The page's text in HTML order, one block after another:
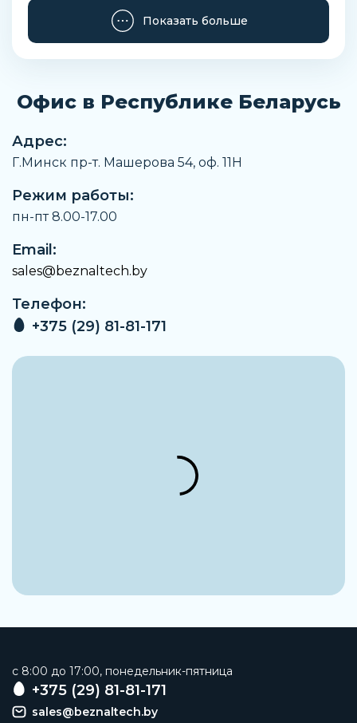
Момент при номинальном рабочем
давлении с углом поворота 90°
117,4 Нм
Материал кулачка
Материал подшипника
Материал вала
Сталь, никелированная
Материал соединительной плиты
Алюминиевый анодированный сплав
Материал крышки
Марка материала винта
Марка материала корпуса
EN AW-6063-T6
Показать больше
Офис в Республике Беларусь
Адрес:
Г.Минск пр-т. Машерова 54, оф. 11H
Режим работы:
пн-пт 8.00-17.00
Email:
sales@beznaltech.by
Телефон:
+375 (29) 81-81-171
c 8:00 до 17:00, понедельник-пятница
+375 (29) 81-81-171
sales@beznaltech.by